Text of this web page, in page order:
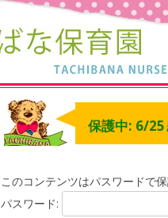
保護中: 6/25
このコンテンツはパスワードで
パスワード: